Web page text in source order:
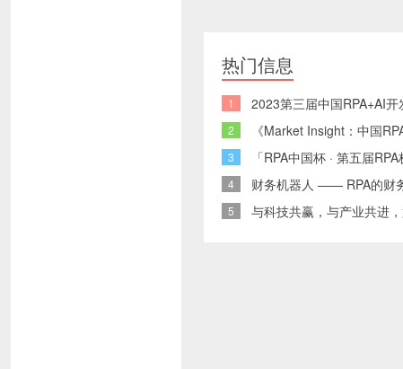
热门信息
1 2023第三届中国RPA+AI
2 《Market Insight：中国
3 「RPA中国杯 · 第五届
4 财务机器人 —— RPA的财
5 与科技共赢，与产业共进